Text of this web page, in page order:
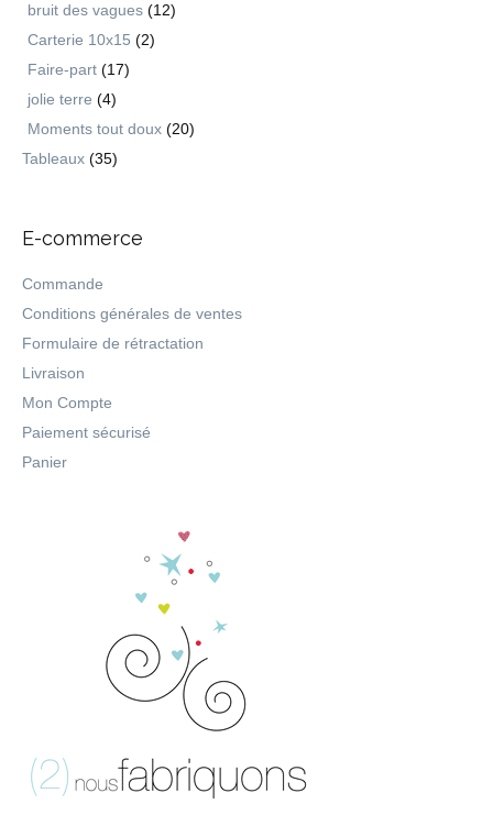
bruit des vagues (12)
Carterie 10x15 (2)
Faire-part (17)
jolie terre (4)
Moments tout doux (20)
Tableaux (35)
E-commerce
Commande
Conditions générales de ventes
Formulaire de rétractation
Livraison
Mon Compte
Paiement sécurisé
Panier